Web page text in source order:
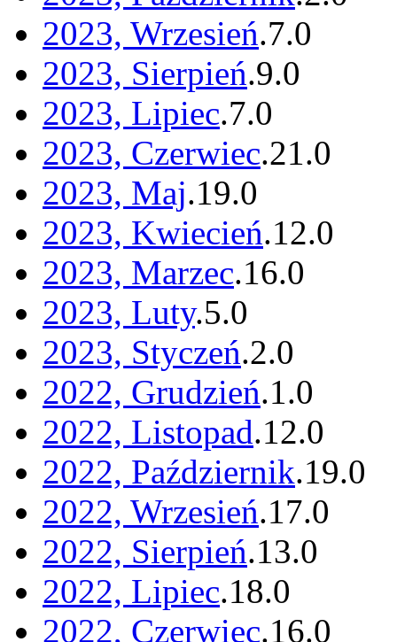
2023, Wrzesień.7.0
2023, Sierpień.9.0
2023, Lipiec.7.0
2023, Czerwiec.21.0
2023, Maj.19.0
2023, Kwiecień.12.0
2023, Marzec.16.0
2023, Luty.5.0
2023, Styczeń.2.0
2022, Grudzień.1.0
2022, Listopad.12.0
2022, Październik.19.0
2022, Wrzesień.17.0
2022, Sierpień.13.0
2022, Lipiec.18.0
2022, Czerwiec.16.0